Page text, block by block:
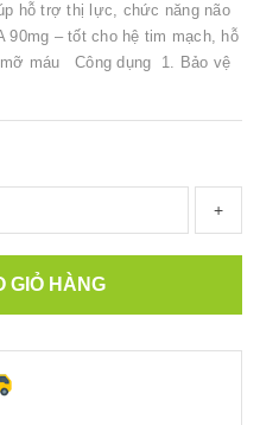
hỗ trợ thị lực, chức năng não
90mg – tốt cho hệ tim mạch, hỗ
máu Công dụng 1. Bảo vệ
+
GIỎ HÀNG